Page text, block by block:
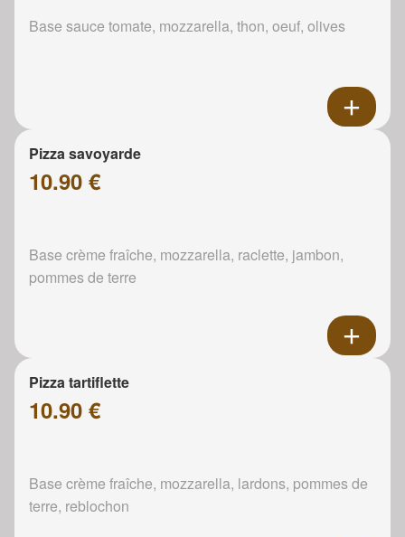
Base sauce tomate, mozzarella, thon, oeuf, olives
Pizza savoyarde
10.90 €
Base crème fraîche, mozzarella, raclette, jambon,
pommes de terre
Pizza tartiflette
10.90 €
Base crème fraîche, mozzarella, lardons, pommes de
terre, reblochon